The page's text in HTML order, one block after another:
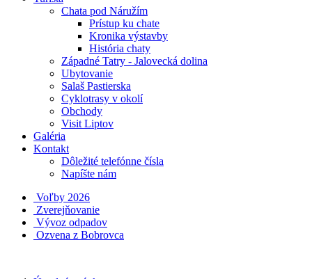
Chata pod Náružím
Prístup ku chate
Kronika výstavby
História chaty
Západné Tatry - Jalovecká dolina
Ubytovanie
Salaš Pastierska
Cyklotrasy v okolí
Obchody
Visit Liptov
Galéria
Kontakt
Dôležité telefónne čísla
Napíšte nám
Voľby 2026
Zverejňovanie
Vývoz odpadov
Ozvena z Bobrovca